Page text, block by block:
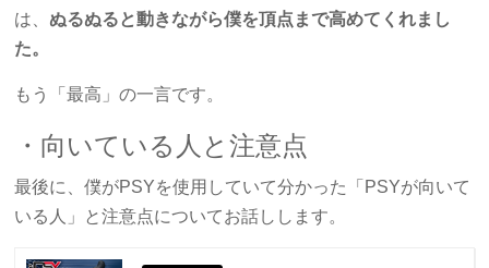
は、 ぬるぬると動きながら僕を頂点まで高めてくれまし
た。
もう「最高」の一言です。
・向いている人と注意点
最後に、僕がPSYを使用していて分かった「PSYが向いて
いる人」と注意点についてお話しします。